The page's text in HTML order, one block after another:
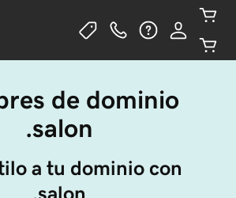
de dominio
.salon
a tu dominio con
.salon